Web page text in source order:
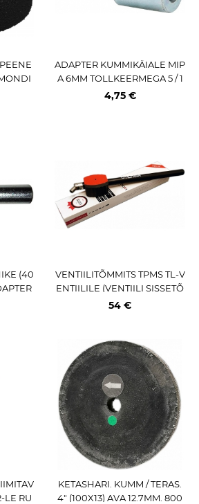
ADAPTER KUMMIKÄIALE MIP
A 6MM TOLLKEERMEGA 5 / 1
6-24UNF
4,75 €
(40
VENTIILITÕMMITS TPMS TL-V
ENTIILILE (VENTIILI SISSETÕ
MBAJA) PLASTIK KÄEPIDE
54 €
LE RU
KETASHARI. KUMM / TERAS.
4" (100X13) AVA 12.7MM. 800